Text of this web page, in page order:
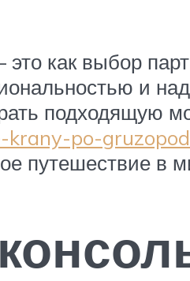
это как выбор
и
подходящую
krany-po-
путешествие в